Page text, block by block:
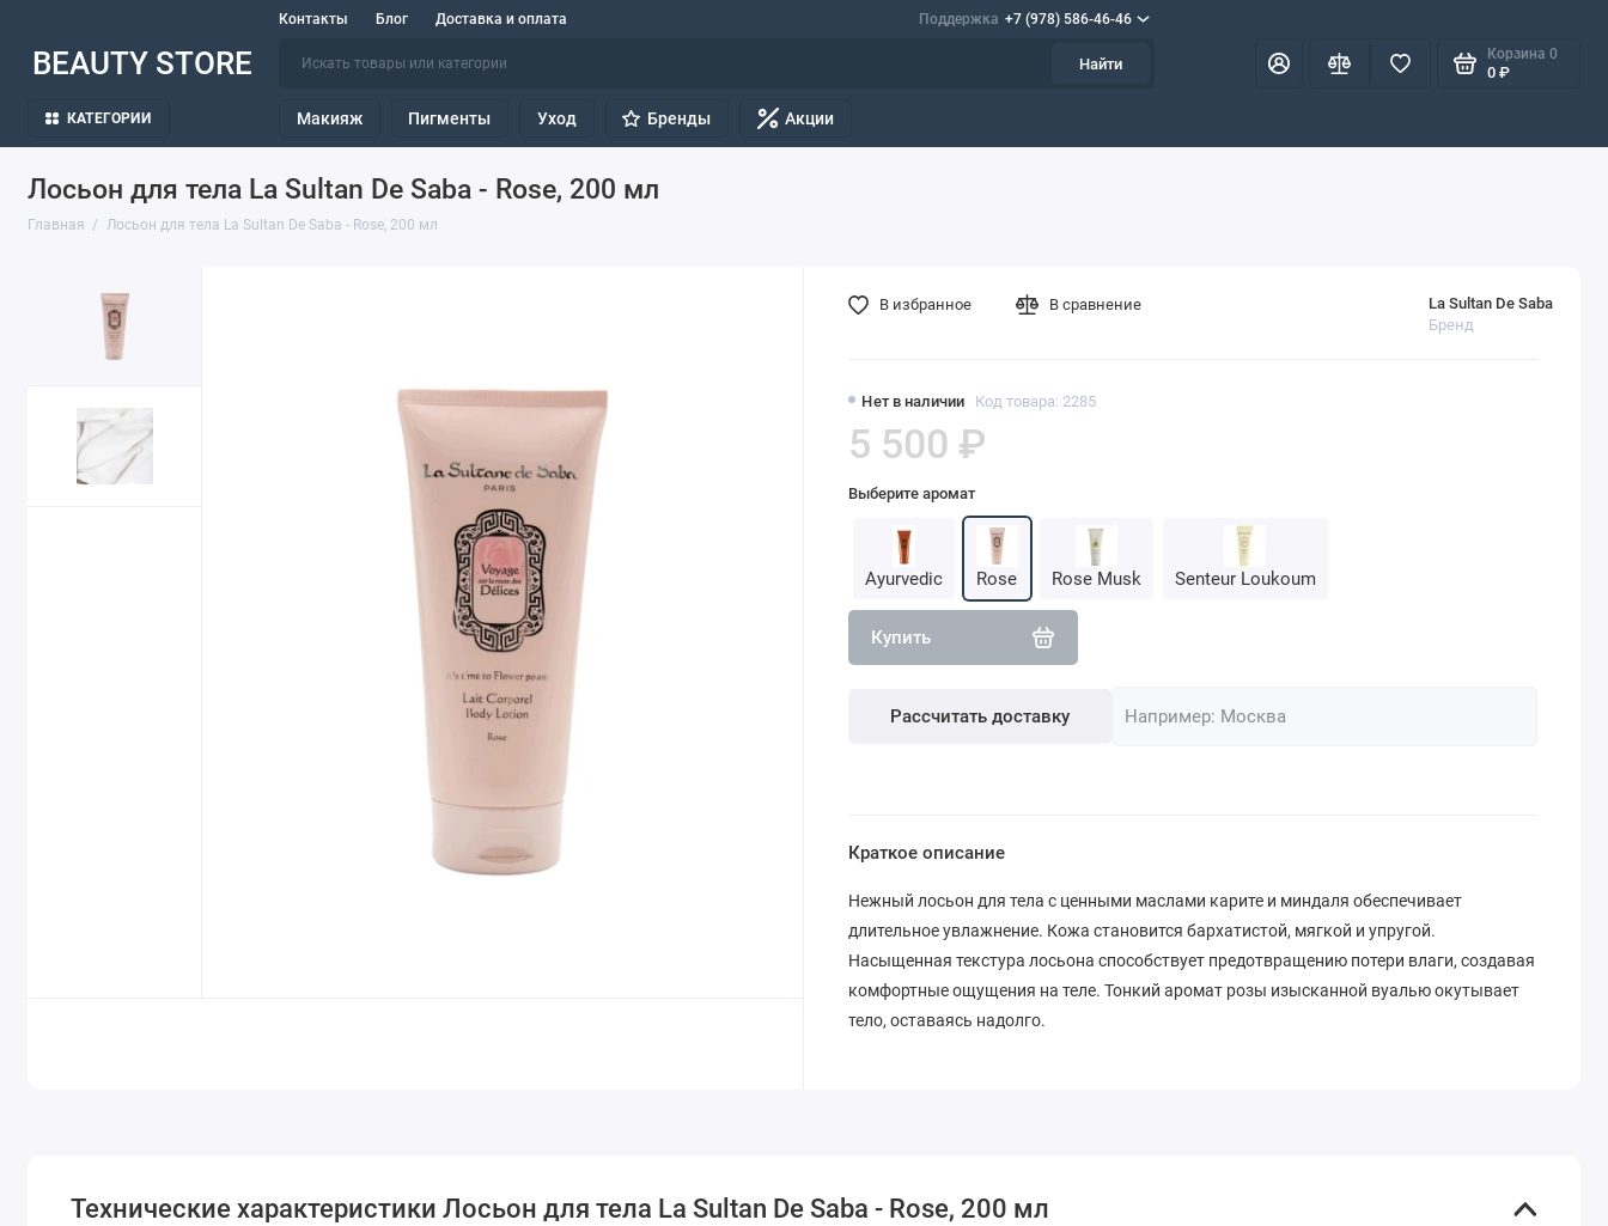
Контакты Блог Доставка и оплата Поддержка +7 (978) 586-46-46
BEAUTY STORE Найти
Корзина 0
0 ₽
КАТЕГОРИИ Макияж Пигменты Уход Бренды Акции
Лосьон для тела La Sultan De Saba - Rose, 200 мл
Главная Лосьон для тела La Sultan De Saba - Rose, 200 мл
Нет в наличии Код товара: 2285
La Sultan De Saba
Бренд
5 500 ₽
Выберите аромат
Ayurvedic Rose Rose Musk Senteur Loukoum
Купить
Рассчитать доставку
В избранное В сравнение
Краткое описание
Нежный лосьон для тела с ценными маслами карите и миндаля обеспечивает
длительное увлажнение. Кожа становится бархатистой, мягкой и упругой.
Насыщенная текстура лосьона способствует предотвращению потери влаги, создавая
комфортные ощущения на теле. Тонкий аромат розы изысканной вуалью окутывает
тело, оставаясь надолго.
Технические характеристики Лосьон для тела La Sultan De Saba - Rose, 200 мл